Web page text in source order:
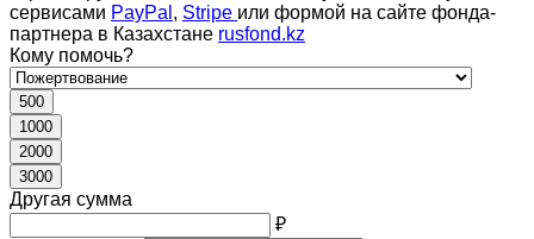
сервисами PayPal , Stripe или формой на сайте фонда-
партнера в Казахстане rusfond.kz
Кому помочь?
500
1000
2000
3000
Другая сумма
₽